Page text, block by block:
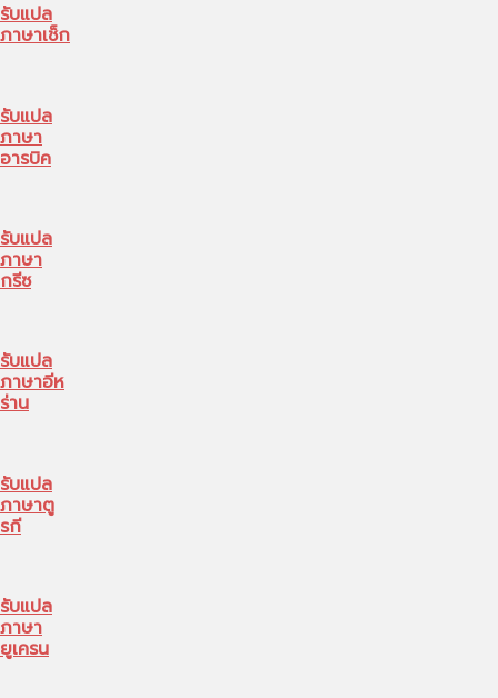
รับแปล
ภาษาเช็ก
รับแปล
ภาษา
อารบิค
รับแปล
ภาษา
กรีซ
รับแปล
ภาษาอีห
ร่าน
รับแปล
ภาษาตู
รกี
รับแปล
ภาษา
ยูเครน